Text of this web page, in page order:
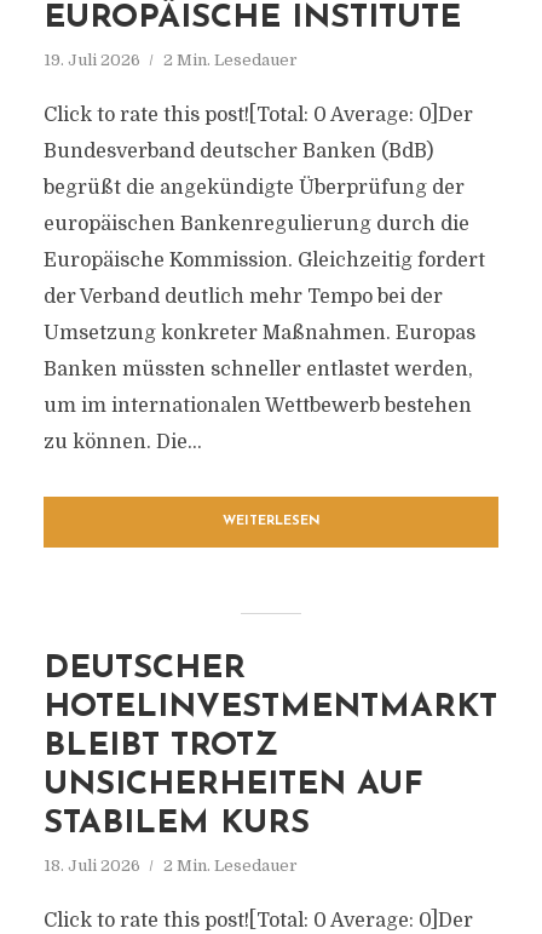
EUROPÄISCHE INSTITUTE
19. Juli 2026 2 Min. Lesedauer
Click to rate this post![Total: 0 Average: 0]Der
Bundesverband deutscher Banken (BdB)
begrüßt die angekündigte Überprüfung der
europäischen Bankenregulierung durch die
Europäische Kommission. Gleichzeitig fordert
der Verband deutlich mehr Tempo bei der
Umsetzung konkreter Maßnahmen. Europas
Banken müssten schneller entlastet werden,
um im internationalen Wettbewerb bestehen
zu können. Die...
WEITERLESEN
DEUTSCHER
HOTELINVESTMENTMARKT
BLEIBT TROTZ
UNSICHERHEITEN AUF
STABILEM KURS
18. Juli 2026 2 Min. Lesedauer
Click to rate this post![Total: 0 Average: 0]Der